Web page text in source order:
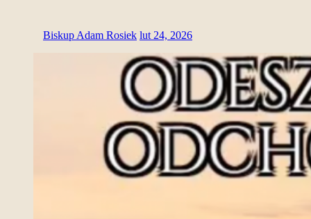
Biskup Adam Rosiek lut 24, 2026